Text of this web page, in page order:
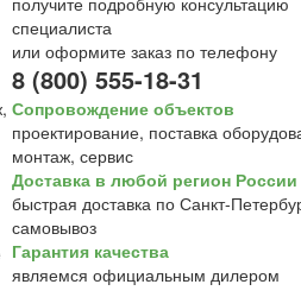
специалиста
или оформите заказ по телефону
8 (800) 555-18-31
Сопровождение объектов
проектирование, поставка
монтаж, сервис
Доставка в любой регион России
быстрая доставка по Санкт-
самовывоз
Гарантия качества
являемся официальным дилером